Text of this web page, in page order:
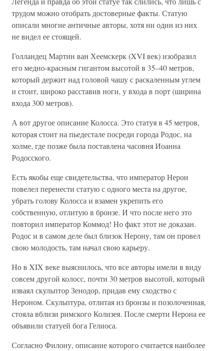
трудом можно отобрать достоверные факты. Статую
описали многие античные авторы, хотя ни один из них
не видел ее стоящей.
Голландец Мартин ван Хеемскерк (XVI век) изобразил
его медно-красным гигантом высотой в 35–40 метров,
который держит над головой чашу с раскаленным углем
и стоит, широко расставив ноги, у входа в порт (ширина
входа 300 метров).
А вот другое описание Колосса. Это статуя в 45 метров,
которая стоит на пьедестале посреди города Родос, на
холме, где позже была поставлена часовня Иоанна
Родосского.
Есть якобы еще свидетельства, что император Нерон
повелел перенести статую с одного места на другое,
убрать голову Колосса и взамен укрепить его
собственную, отлитую в бронзе. И что после него это
повторил император Коммод! Но факт этот не доказан.
Родос и в самом деле был близок Нерону, там он провел
свою молодость, там начал свою карьеру.
Но в XIX веке выяснилось, что все авторы имели в виду
совсем другой колосс, почти 30 метров высотой, который
изваял скульптор Зенодор, придав ему сходство с
Нероном. Скульптура, отлитая из бронзы и позолоченная,
стояла вблизи римского Колизея. После смерти Нерона ее
объявили статуей бога Гелиоса.
Согласно Филону, описание которого считается наиболее